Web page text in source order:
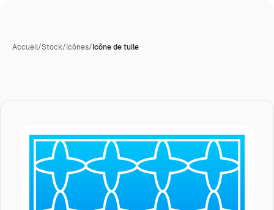
Accueil/Stock/Icônes/Icône de tuile